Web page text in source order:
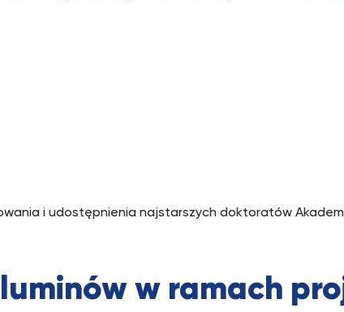
i udostępnienia najstarszych doktoratów
w ramach